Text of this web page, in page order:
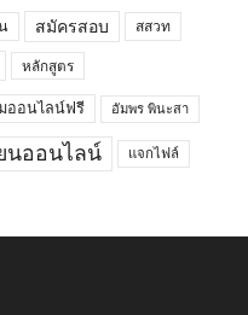
สมัครสอบ สสวท
หลักสูตร
ออนไลน์ฟรี อัมพร พินะสา
นออนไลน์ แจกไฟล์